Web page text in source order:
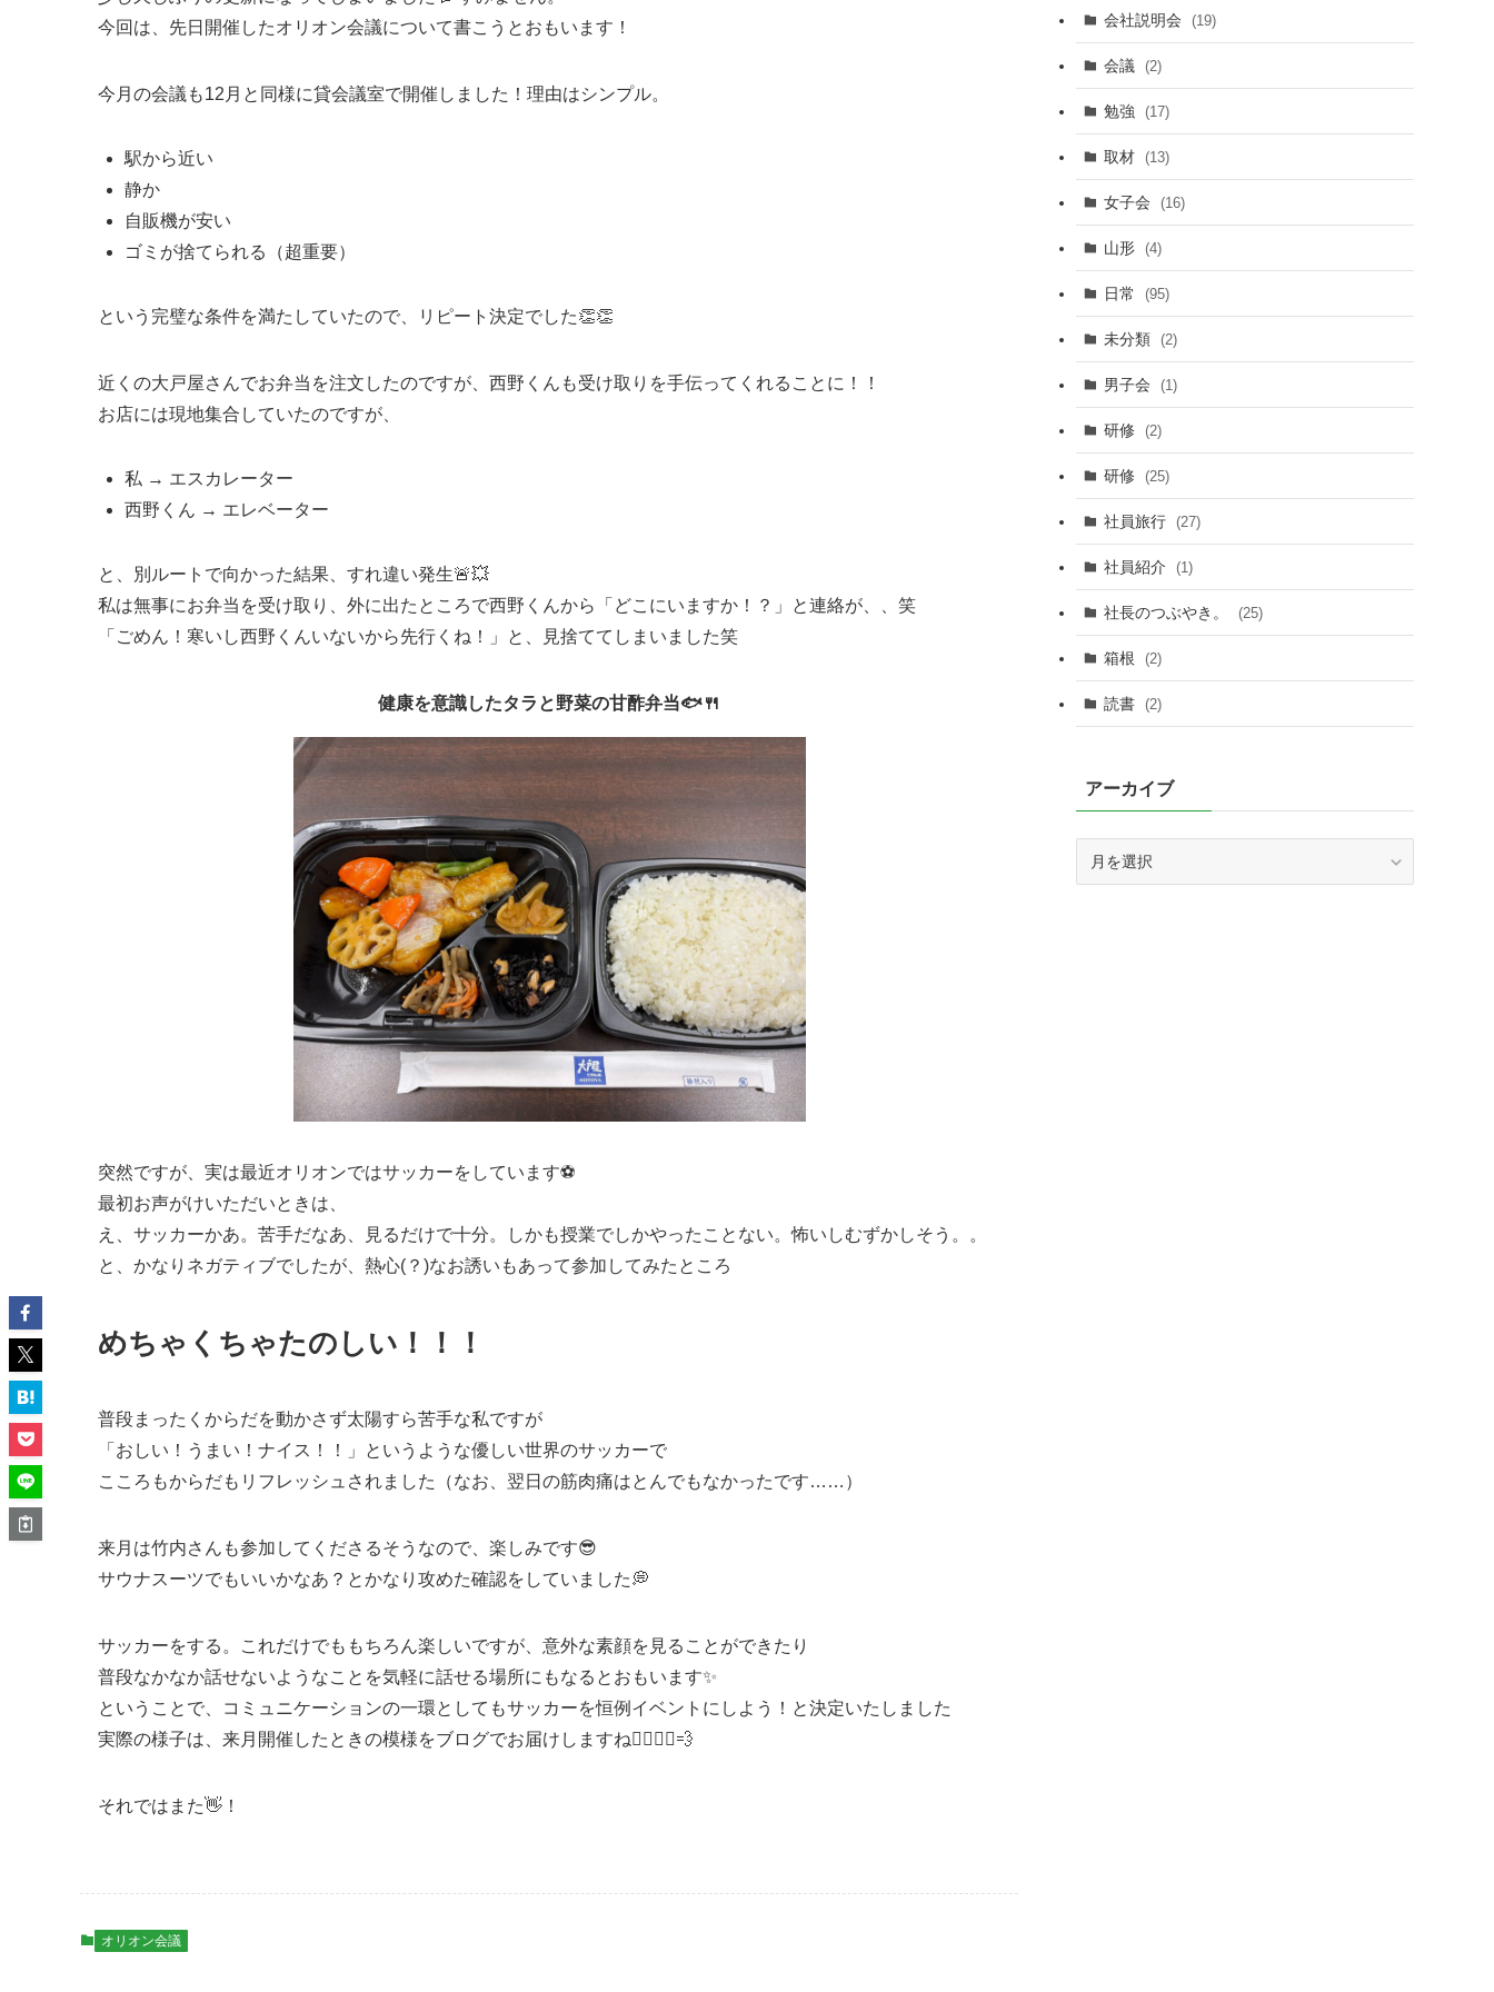
今回は、先日開催したオリオン会議について書こうとおもいます！
今月の会議も12月と同様に貸会議室で開催しました！理由はシンプル。
駅から近い
静か
自販機が安い
ゴミが捨てられる（超重要）
という完璧な条件を満たしていたので、リピート決定でした👏👏
近くの大戸屋さんでお弁当を注文したのですが、西野くんも受け取りを手伝ってくれることに！！
お店には現地集合していたのですが、
私 → エスカレーター
西野くん → エレベーター
と、別ルートで向かった結果、すれ違い発生🚨💥
私は無事にお弁当を受け取り、外に出たところで西野くんから「どこにいますか！？」と連絡が、、笑
「ごめん！寒いし西野くんいないから先行くね！」と、見捨ててしまいました笑
健康を意識したタラと野菜の甘酢弁当🐟🍴
突然ですが、実は最近オリオンではサッカーをしています⚽
最初お声がけいただいときは、
え、サッカーかあ。苦手だなあ、見るだけで十分。しかも授業でしかやったことない。怖いしむずかしそう。。
と、かなりネガティブでしたが、熱心(？)なお誘いもあって参加してみたところ
めちゃくちゃたのしい！！！
普段まったくからだを動かさず太陽すら苦手な私ですが
「おしい！うまい！ナイス！！」というような優しい世界のサッカーで
こころもからだもリフレッシュされました（なお、翌日の筋肉痛はとんでもなかったです……）
来月は竹内さんも参加してくださるそうなので、楽しみです😎
サウナスーツでもいいかなあ？とかなり攻めた確認をしていました💭
サッカーをする。これだけでももちろん楽しいですが、意外な素顔を見ることができたり
普段なかなか話せないようなことを気軽に話せる場所にもなるとおもいます✨
ということで、コミュニケーションの一環としてもサッカーを恒例イベントにしよう！と決定いたしました
実際の様子は、来月開催したときの模様をブログでお届けしますね🏃‍♀️🏃‍♂️💨
それではまた👋！
オリオン会議
会社説明会 (19)
会議 (2)
勉強 (17)
取材 (13)
女子会 (16)
山形 (4)
日常 (95)
未分類 (2)
男子会 (1)
研修 (2)
研修 (25)
社員旅行 (27)
社員紹介 (1)
社長のつぶやき。 (25)
箱根 (2)
読書 (2)
アーカイブ